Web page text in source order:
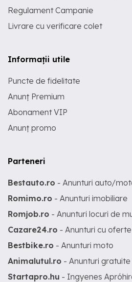
Regulament Campanie
Livrare cu verificare colet
Informații utile
Puncte de fidelitate
Anunț Premium
Abonament VIP
Anunț promo
Parteneri
Bestauto.ro - Anunturi auto/
Romimo.ro - Anunturi imobiliare
Romjob.ro - Anunturi locuri de
Cazare24.ro - Anunturi cu
Bestbike.ro - Anunturi moto
Animalutul.ro - Anunturi
Startapro.hu - Ingyenes